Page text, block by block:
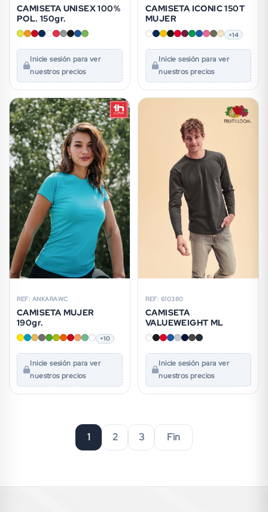
CAMISETA UNISEX 100%
POL. 150gr.
Inicie sesión para ver
nuestros precios
CAMISETA ICONIC 150T
MUJER
+14
Inicie sesión para ver
nuestros precios
REF: ANKARAWC
CAMISETA MUJER
190gr.
+10
Inicie sesión para ver
nuestros precios
REF: 610380
CAMISETA
VALUEWEIGHT ML
Inicie sesión para ver
nuestros precios
1 2 3 Fin